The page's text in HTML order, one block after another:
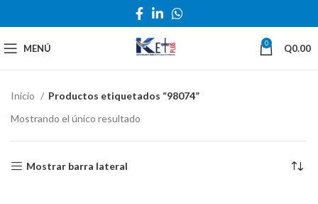
MENÚ 0 Q0.00
Inicio
Productos etiquetados “98074”
Mostrando el único resultado
Mostrar barra lateral